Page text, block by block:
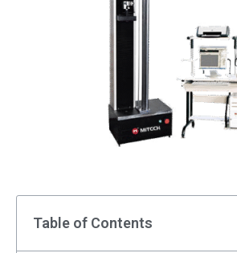
Table of Contents